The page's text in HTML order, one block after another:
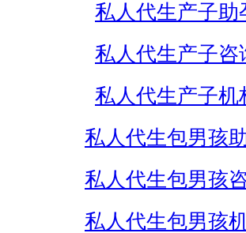
私人代生产子助
私人代生产子咨
私人代生产子机
私人代生包男孩
私人代生包男孩
私人代生包男孩